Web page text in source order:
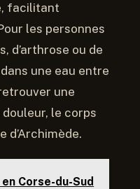
facilitant
les personnes
d’arthrose ou de
une eau entre
une
douleur, le corps
d’Archimède.
Corse-du-Sud